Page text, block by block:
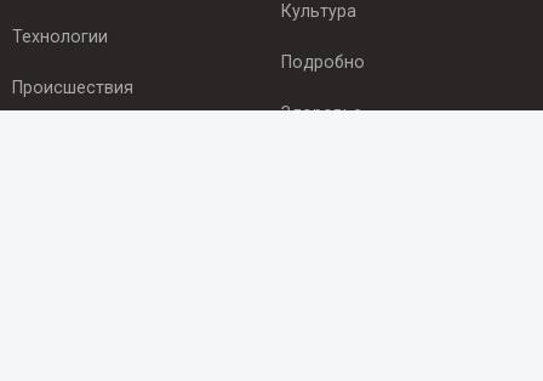
Технологии
Происшествия
Культура
Подробно
Здоровье